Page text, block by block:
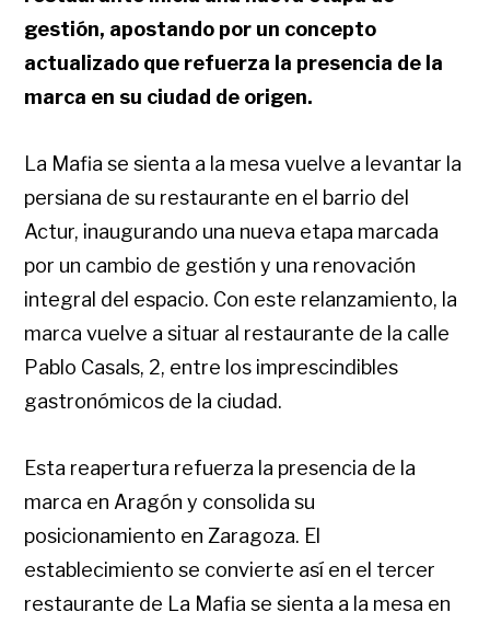
gestión, apostando por un concepto
actualizado que refuerza la presencia de la
marca en su ciudad de origen.
La Mafia se sienta a la mesa vuelve a levantar la
persiana de su restaurante en el barrio del
Actur, inaugurando una nueva etapa marcada
por un cambio de gestión y una renovación
integral del espacio. Con este relanzamiento, la
marca vuelve a situar al restaurante de la calle
Pablo Casals, 2, entre los imprescindibles
gastronómicos de la ciudad.
Esta reapertura refuerza la presencia de la
marca en Aragón y consolida su
posicionamiento en Zaragoza. El
establecimiento se convierte así en el tercer
restaurante de La Mafia se sienta a la mesa en